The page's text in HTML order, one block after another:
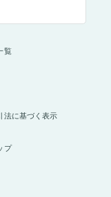
覧
法に基づく表示
プ